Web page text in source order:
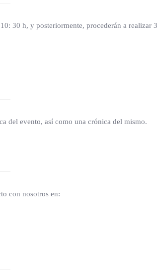
30 h, y posteriormente, procederán a realizar
del evento, así como una crónica del mismo.
con nosotros en: